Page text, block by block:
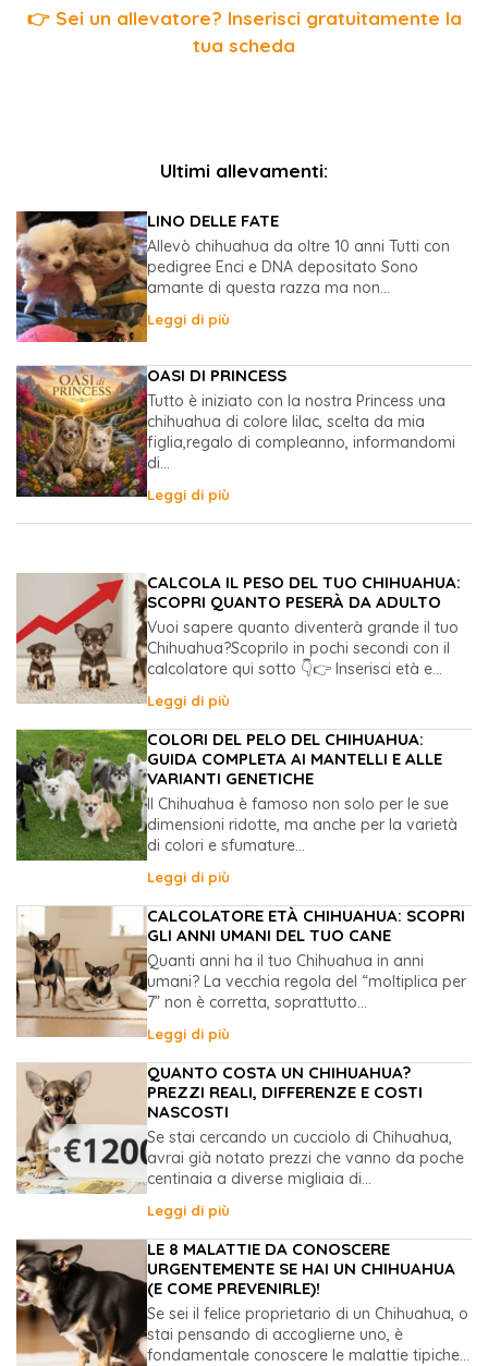
👉 Sei un allevatore? Inserisci gratuitamente la
tua scheda
Ultimi allevamenti:
LINO DELLE FATE
Allevò chihuahua da oltre 10 anni Tutti con
pedigree Enci e DNA depositato Sono
amante di questa razza ma non...
Leggi di più
OASI DI PRINCESS
Tutto è iniziato con la nostra Princess una
chihuahua di colore lilac, scelta da mia
figlia,regalo di compleanno, informandomi
di...
Leggi di più
CALCOLA IL PESO DEL TUO CHIHUAHUA:
SCOPRI QUANTO PESERÀ DA ADULTO
Vuoi sapere quanto diventerà grande il tuo
Chihuahua?Scoprilo in pochi secondi con il
calcolatore qui sotto 👇👉 Inserisci età e...
Leggi di più
COLORI DEL PELO DEL CHIHUAHUA:
GUIDA COMPLETA AI MANTELLI E ALLE
VARIANTI GENETICHE
Il Chihuahua è famoso non solo per le sue
dimensioni ridotte, ma anche per la varietà
di colori e sfumature...
Leggi di più
CALCOLATORE ETÀ CHIHUAHUA: SCOPRI
GLI ANNI UMANI DEL TUO CANE
Quanti anni ha il tuo Chihuahua in anni
umani? La vecchia regola del “moltiplica per
7” non è corretta, soprattutto...
Leggi di più
QUANTO COSTA UN CHIHUAHUA?
PREZZI REALI, DIFFERENZE E COSTI
NASCOSTI
Se stai cercando un cucciolo di Chihuahua,
avrai già notato prezzi che vanno da poche
centinaia a diverse migliaia di...
Leggi di più
LE 8 MALATTIE DA CONOSCERE
URGENTEMENTE SE HAI UN CHIHUAHUA
(E COME PREVENIRLE)!
Se sei il felice proprietario di un Chihuahua, o
stai pensando di accoglierne uno, è
fondamentale conoscere le malattie tipiche...